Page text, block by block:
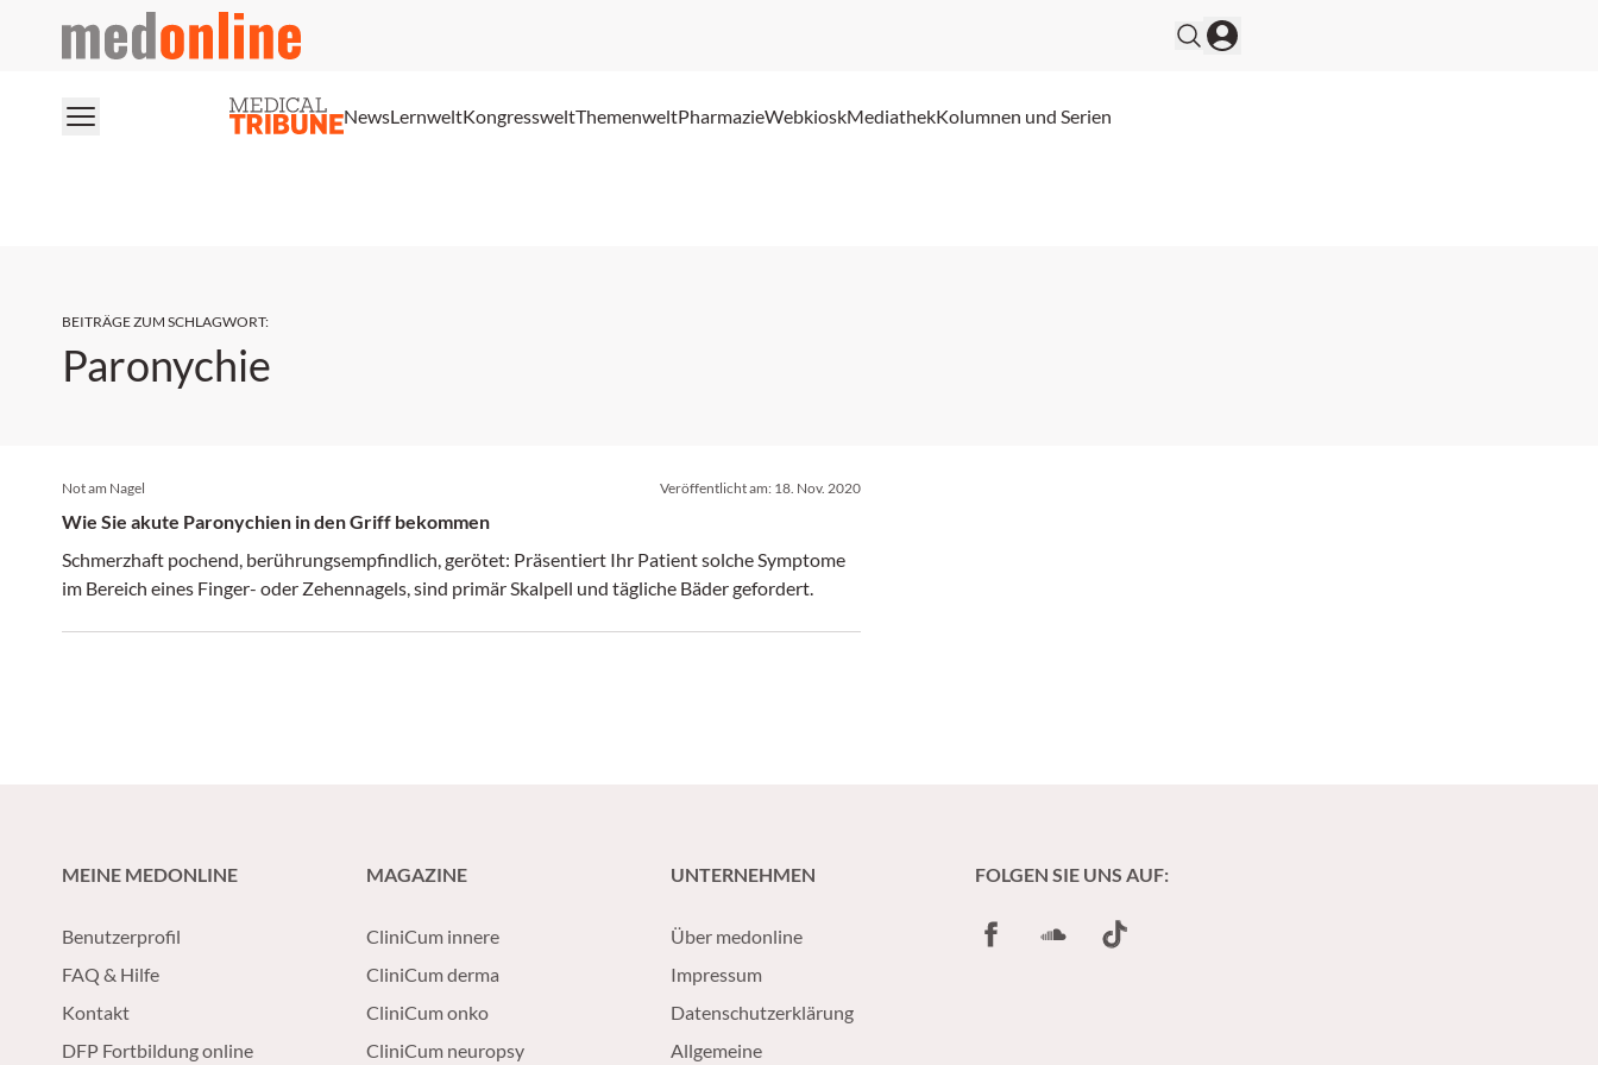
medonline
NewsLernweltKongressweltThemenweltPharmazieWebkioskMediathekKolumnen und Serien
BEITRÄGE ZUM SCHLAGWORT:
Paronychie
Not am Nagel Veröffentlicht am: 18. Nov. 2020
Wie Sie akute Paronychien in den Griff bekommen
Schmerzhaft pochend, berührungsempfindlich, gerötet: Präsentiert Ihr Patient solche Symptome
im Bereich eines Finger- oder Zehennagels, sind primär Skalpell und tägliche Bäder gefordert.
MEINE MEDONLINE
Benutzerprofil
FAQ & Hilfe
Kontakt
DFP Fortbildung online
MAGAZINE
CliniCum innere
CliniCum derma
CliniCum onko
CliniCum neuropsy
UNTERNEHMEN
Über medonline
Impressum
Datenschutzerklärung
Allgemeine
FOLGEN SIE UNS AUF:
FacebookSoundCloud
TikTok